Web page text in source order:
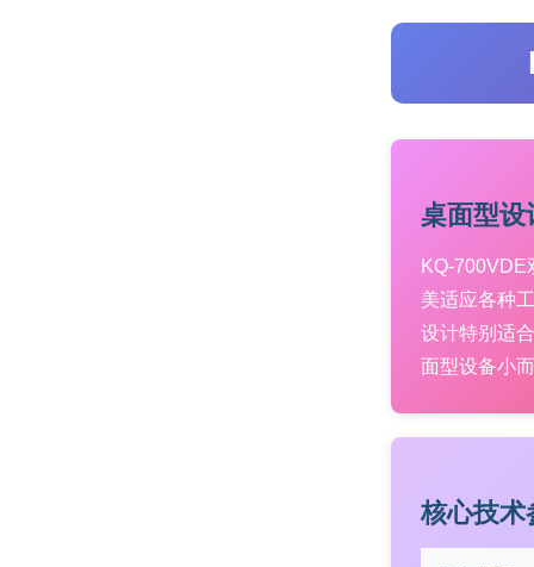
桌面型设
KQ-700VDE
美适应各种
设计特别适
面型设备小
核心技术